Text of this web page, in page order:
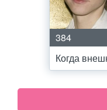
384
Когда